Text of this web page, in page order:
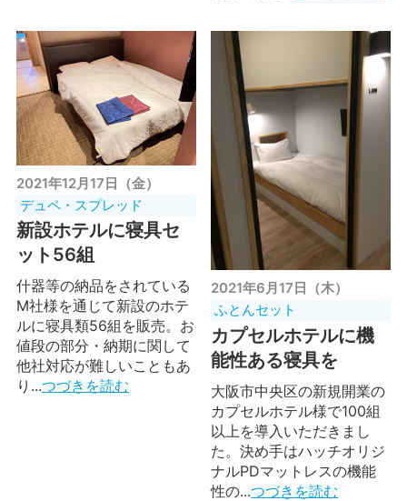
2021年12月17日（金）
デュペ・スプレッド
新設ホテルに寝具セ
ット56組
什器等の納品をされている
M社様を通じて新設のホテ
ルに寝具類56組を販売。お
値段の部分・納期に関して
他社対応が難しいこともあ
り...つづきを読む
2021年6月17日（木）
ふとんセット
カプセルホテルに機
能性ある寝具を
大阪市中央区の新規開業の
カプセルホテル様で100組
以上を導入いただきまし
た。決め手はハッチオリジ
ナルPDマットレスの機能
性の...つづきを読む